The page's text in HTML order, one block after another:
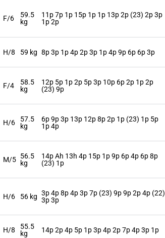
F/6
59.5
kg
11p 7p 1p 15p 1p 1p 13p 2p (23) 2p 3p
1p 2p
H/8 59 kg 8p 3p 1p 4p 2p 3p 1p 4p 9p 6p 6p 3p
F/4
58.5
kg
12p 5p 1p 2p 5p 3p 10p 6p 2p 1p 2p
(23) 9p
H/6
57.5
kg
6p 9p 3p 13p 12p 8p 2p 1p (23) 1p 5p
1p 4p
M/5 56.5
kg
14p Ah 13h 4p 15p 1p 9p 6p 4p 6p 8p
(23) 1p
H/6 56 kg 3p 4p 8p 4p 3p 7p (23) 9p 9p 2p 4p (22)
3p 3p
H/8
55.5
kg
14p 2p 4p 5p 1p 3p 4p 2p 7p 4p 3p 1p